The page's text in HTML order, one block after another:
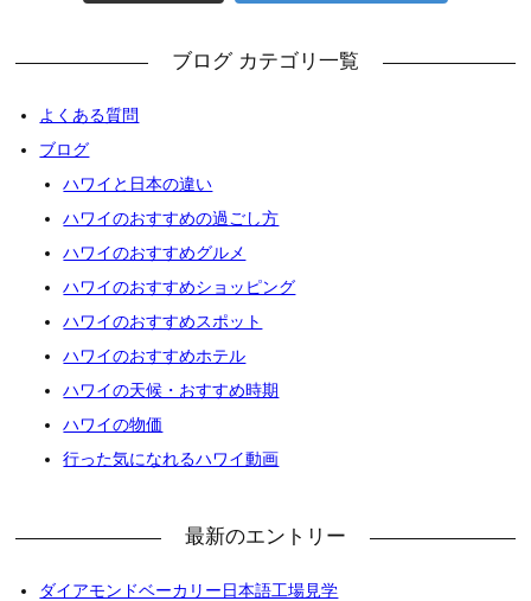
ブログ カテゴリ一覧
よくある質問
ブログ
ハワイと日本の違い
ハワイのおすすめの過ごし方
ハワイのおすすめグルメ
ハワイのおすすめショッピング
ハワイのおすすめスポット
ハワイのおすすめホテル
ハワイの天候・おすすめ時期
ハワイの物価
行った気になれるハワイ動画
最新のエントリー
ダイアモンドベーカリー日本語工場見学